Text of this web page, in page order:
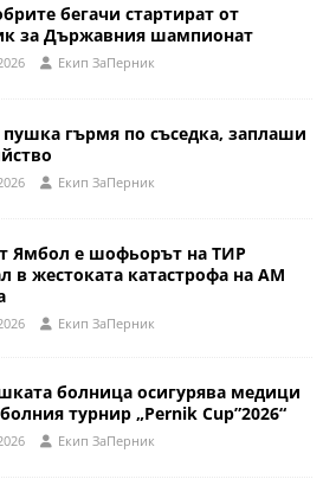
бегачи стартират от
за Държавния шампионат
Eкип ЗаПерник
пушка гърмя по съседка, заплаши
Eкип ЗаПерник
Ямбол е шофьорът на ТИР
в жестоката катастрофа на АМ
Eкип ЗаПерник
болница осигурява медици
турнир „Pernik Cup”2026“
Eкип ЗаПерник